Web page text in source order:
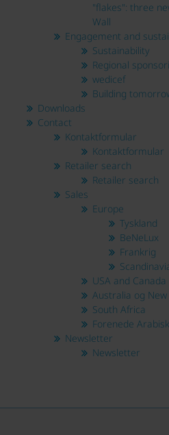
"flakes": three
Wall
Engagement and
Sustainability
Regional
wedicef
Building
Downloads
Contact
Kontaktformular
Kontaktformular
Retailer search
Retailer search
Sales
Europe
Tyskland
BeNeLux
Frankrig
USA and Canada
Australia og New
South Africa
Forenede
Newsletter
Newsletter